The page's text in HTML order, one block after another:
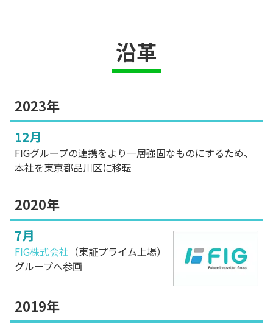
沿革
2023年
12月
FIGグループの連携をより一層強固なものにするため、
本社を東京都品川区に移転
2020年
7月
FIG株式会社 （東証プライム上場）
グループへ参画
2019年